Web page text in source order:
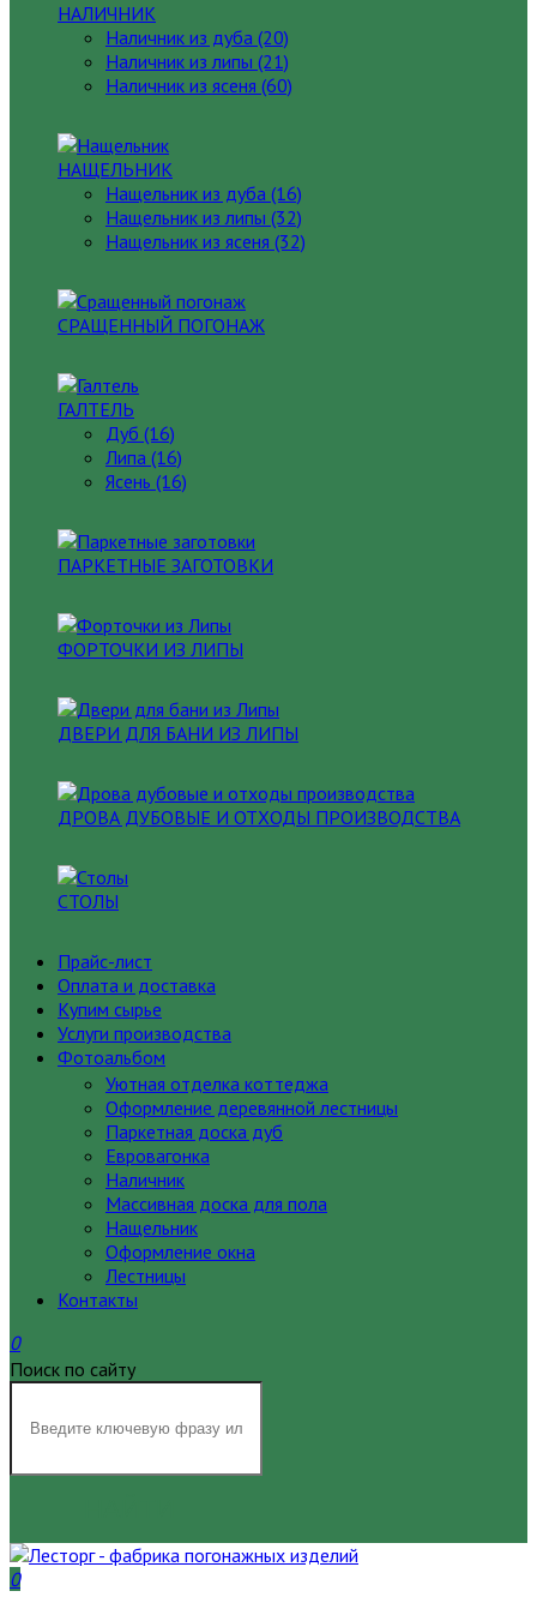
НАЛИЧНИК
Наличник из дуба (20)
Наличник из липы (21)
Наличник из ясеня (60)
НАЩЕЛЬНИК
Нащельник из дуба (16)
Нащельник из липы (32)
Нащельник из ясеня (32)
СРАЩЕННЫЙ ПОГОНАЖ
ГАЛТЕЛЬ
Дуб (16)
Липа (16)
Ясень (16)
ПАРКЕТНЫЕ ЗАГОТОВКИ
ФОРТОЧКИ ИЗ ЛИПЫ
ДВЕРИ ДЛЯ БАНИ ИЗ ЛИПЫ
ДРОВА ДУБОВЫЕ И ОТХОДЫ ПРОИЗВОДСТВА
СТОЛЫ
Прайс-лист
Оплата и доставка
Купим сырье
Услуги производства
Фотоальбом
Уютная отделка коттеджа
Оформление деревянной лестницы
Паркетная доска дуб
Евровагонка
Наличник
Массивная доска для пола
Нащельник
Оформление окна
Лестницы
Контакты
0
Поиск по сайту
0